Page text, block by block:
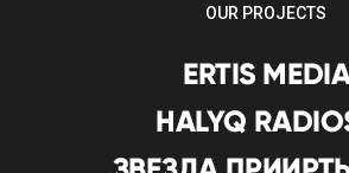
OUR PROJECTS